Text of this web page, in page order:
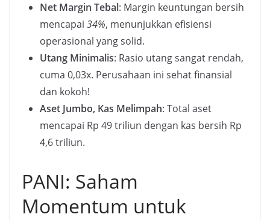
Net Margin Tebal: Margin keuntungan bersih
mencapai 34%, menunjukkan efisiensi
operasional yang solid.
Utang Minimalis: Rasio utang sangat rendah,
cuma 0,03x. Perusahaan ini sehat finansial
dan kokoh!
Aset Jumbo, Kas Melimpah: Total aset
mencapai Rp 49 triliun dengan kas bersih Rp
4,6 triliun.
PANI: Saham
Momentum untuk